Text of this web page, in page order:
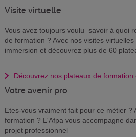
Visite virtuelle
Vous avez toujours voulu savoir à quoi
de formation ? Avec nos visites
immersion et découvrez plus de 60
Découvrez nos plateaux de
Votre avenir pro
Etes-vous vraiment fait pour ce métier ?
formation ? L'Afpa vous accompagne
projet professionnel